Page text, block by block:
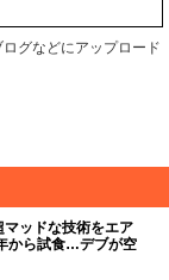
グなどにアップロード
ッドな技術をエア
から試食…デブが空